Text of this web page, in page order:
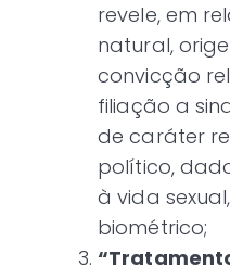
revele, em
natural,
convicção
filiação a
de caráter
político,
à vida
biométrico;